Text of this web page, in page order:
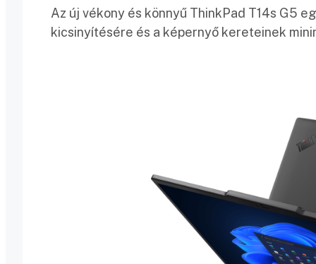
Az új vékony és könnyű ThinkPad T14s G5
kicsinyítésére és a képernyő kereteinek